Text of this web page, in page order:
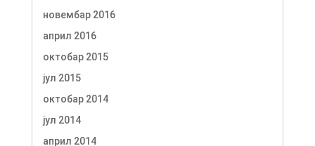
новембар 2016
април 2016
октобар 2015
јул 2015
октобар 2014
јул 2014
април 2014